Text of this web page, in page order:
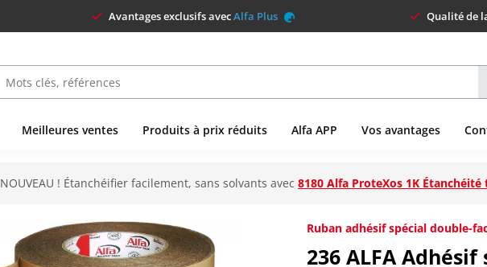
Avantages exclusifs avecAlfa Plus Qualité de
Meilleures ventes Produits à prix réduits Alfa APP Vos avantages
NOUVEAU ! Étanchéifier facilement, sans solvants avec 8180 Alfa ProteXos 1K
Ruban adhésif spécial double-
236 ALFA